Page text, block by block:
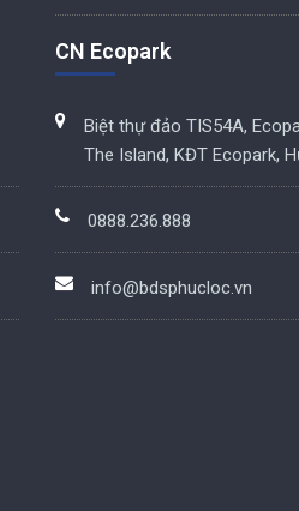
CN Ecopark
Biệt thự đảo TIS54A,
The Island, KĐT Ecopark,
0888.236.888
info@bdsphucloc.vn